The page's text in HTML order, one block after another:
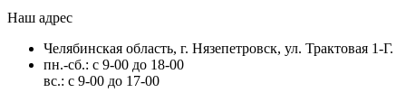
Наш адрес
Челябинская область, г. Нязепетровск, ул. Трактовая 1-Г.
пн.-сб.: с 9-00 до 18-00
вс.: с 9-00 до 17-00